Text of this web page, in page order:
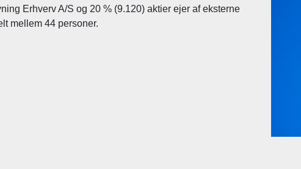
Erhverv A/S og 20 % (9.120) aktier ejer af eksterne
mellem 44 personer.